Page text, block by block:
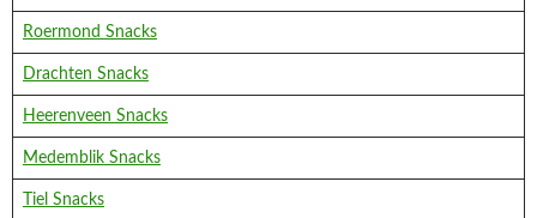
Roermond Snacks
Drachten Snacks
Heerenveen Snacks
Medemblik Snacks
Tiel Snacks